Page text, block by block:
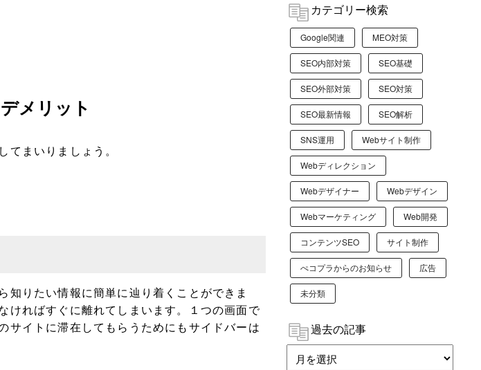
メリット
てまいりましょう。
りたい情報に簡単に辿り着くことができま
ければすぐに離れてしまいます。１つの画面で
サイトに滞在してもらうためにもサイドバーは
カテゴリー検索
Google関連 MEO対策
SEO内部対策 SEO基礎
SEO外部対策 SEO対策
SEO最新情報 SEO解析
SNS運用 Webサイト制作
Webディレクション
Webデザイナー Webデザイン
Webマーケティング Web開発
コンテンツSEO サイト制作
ぺコプラからのお知らせ 広告
未分類
過去の記事